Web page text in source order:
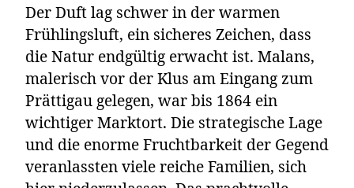
Der Duft lag schwer in der warmen
Frühlingsluft, ein sicheres Zeichen, dass
die Natur endgültig erwacht ist. Malans,
malerisch vor der Klus am Eingang zum
Prättigau gelegen, war bis 1864 ein
wichtiger Marktort. Die strategische Lage
und die enorme Fruchtbarkeit der Gegend
veranlassten viele reiche Familien, sich